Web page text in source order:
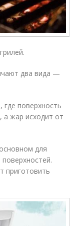
два вида —
поверхность
а жар исходит от
для
приготовить